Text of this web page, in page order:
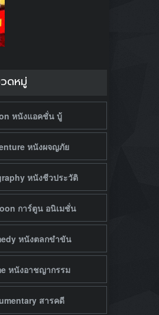
ดหมู่
หนังแอคชั่น บู้
หนังผจญภัย
หนังชีวประวัติ
การ์ตูน อนิเมชั่น
หนังตลกขำขัน
หนังอาชญากรรม
สารคดี